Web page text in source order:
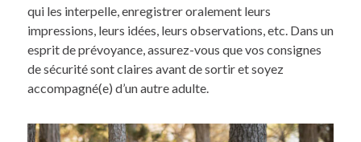
qui les interpelle, enregistrer oralement leurs
impressions, leurs idées, leurs observations, etc. Dans un
esprit de prévoyance, assurez-vous que vos consignes
de sécurité sont claires avant de sortir et soyez
accompagné(e) d’un autre adulte.